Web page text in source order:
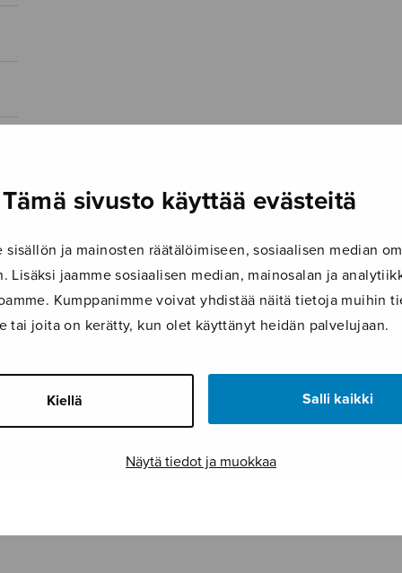
Tämä sivusto käyttää evästeitä
sisällön ja mainosten räätälöimiseen, sosiaalisen median
Lisäksi jaamme sosiaalisen median, mainosalan ja
Kumppanimme voivat yhdistää näitä tietoja muihin
tai joita on kerätty, kun olet käyttänyt heidän palvelujaan.
Kiellä Salli kaikki
Näytä tiedot ja muokkaa